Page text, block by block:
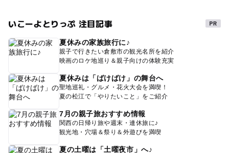
いこーよとりっぷ 注目記事
夏休みの家族旅行に♪
親子で行きたい倉敷市の観光名所を紹介
映画のロケ地巡り＆親子向けの体験充実
夏休みは「ばけばけ」の舞台へ
聖地巡礼・グルメ・花火大会を満喫！
夏の松江で「やりたいこと」をご紹介
7月の親子旅おすすめ情報
関西の日帰り旅や週末・連休旅に♪
観光地・穴場＆祭り＆外遊びを満喫
夏の土曜は「土曜夜市」へ♪